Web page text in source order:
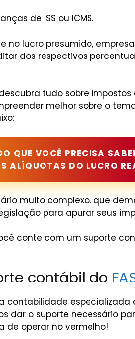
de ISS ou ICMS.
no lucro presumido,
dos respectivos
tudo sobre
melhor sobre o
QUE VOCÊ PRECISA
ALÍQUOTAS DO LUCRO
muito complexo, que
para apurar seus
conte com um suporte
contábil do
contabilidade especializada
dar o suporte necessário
de operar no vermelho!